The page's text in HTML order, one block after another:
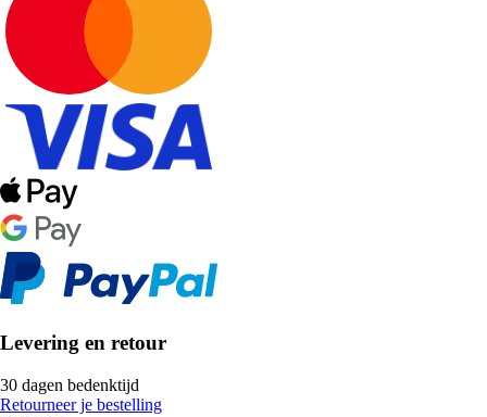
Levering en retour
30 dagen bedenktijd
Retourneer je bestelling